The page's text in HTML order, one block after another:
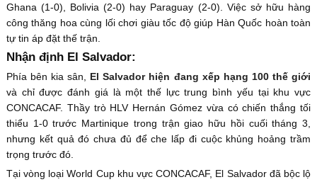
Ghana (1-0), Bolivia (2-0) hay Paraguay (2-0). Việc sở hữu hàng
công thăng hoa cùng lối chơi giàu tốc độ giúp Hàn Quốc hoàn toàn
tự tin áp đặt thế trận.
Nhận định El Salvador:
Phía bên kia sân, El Salvador hiện đang xếp hạng 100 thế giới
và chỉ được đánh giá là một thế lực trung bình yếu tại khu vực
CONCACAF. Thầy trò HLV Hernán Gómez vừa có chiến thắng tối
thiểu 1-0 trước Martinique trong trận giao hữu hồi cuối tháng 3,
nhưng kết quả đó chưa đủ để che lấp đi cuộc khủng hoảng trầm
trọng trước đó.
Tại vòng loại World Cup khu vực CONCACAF, El Salvador đã bộc lộ